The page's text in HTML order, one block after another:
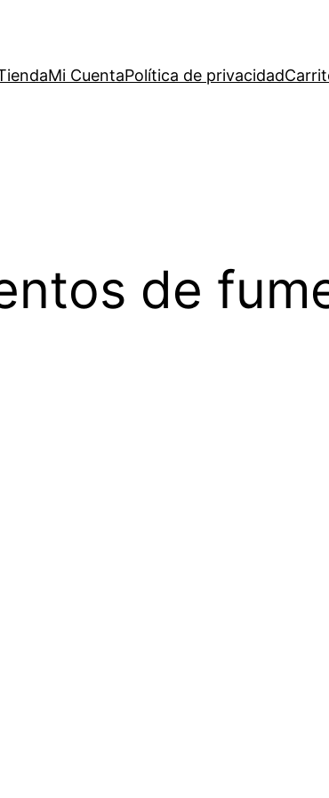
Mi CuentaPolítica de privacidad
de